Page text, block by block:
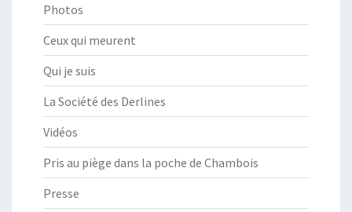
Photos
Ceux qui meurent
Qui je suis
La Société des Derlines
Vidéos
Pris au piège dans la poche de Chambois
Presse